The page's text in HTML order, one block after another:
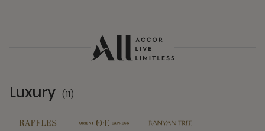
Luxury (11)